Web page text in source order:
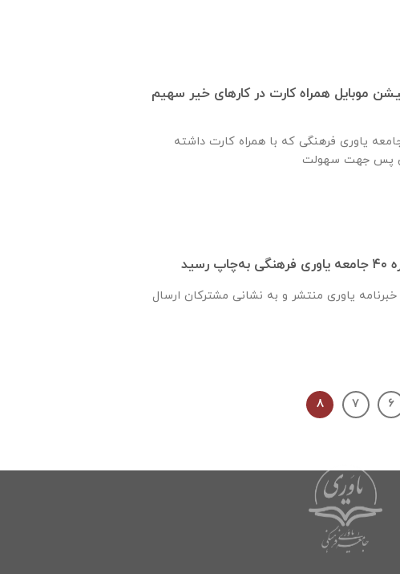
موبایل همراه کارت در کارهای خیر سهیم
ياوری فرهنگی که با همراه کارت داشته
یاوری منتشر و به نشانی مشترکان ارسال
۶ ۷ ۸